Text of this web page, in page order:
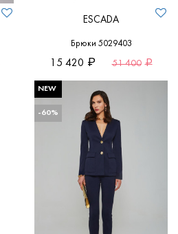
ESCADA
Брюки 5029403
15 420 51 400
NEW
-60%